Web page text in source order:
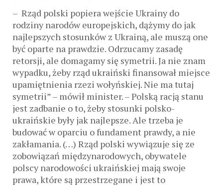
– Rząd polski popiera wejście Ukrainy do
rodziny narodów europejskich, dążymy do jak
najlepszych stosunków z Ukrainą, ale muszą one
być oparte na prawdzie. Odrzucamy zasadę
retorsji, ale domagamy się symetrii. Ja nie znam
wypadku, żeby rząd ukraiński finansował miejsce
upamiętnienia rzezi wołyńskiej. Nie ma tutaj
symetrii” – mówił minister. – Polską racją stanu
jest zadbanie o to, żeby stosunki polsko-
ukraińskie były jak najlepsze. Ale trzeba je
budować w oparciu o fundament prawdy, a nie
zakłamania. (…) Rząd polski wywiązuje się ze
zobowiązań międzynarodowych, obywatele
polscy narodowości ukraińskiej mają swoje
prawa, które są przestrzegane i jest to